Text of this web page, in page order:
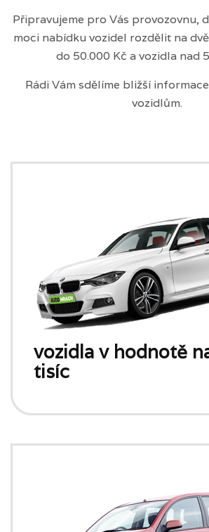
Připravujeme pro Vás provozovnu,
moci nabídku vozidel rozdělit na
do 50.000 Kč a vozidla nad
Rádi Vám sdělíme bližší
vozidlům.
vozidla v hodnotě
tisíc